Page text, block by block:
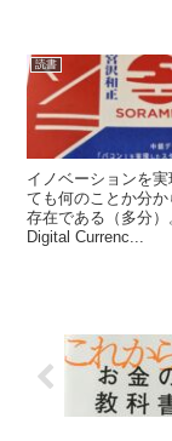
読書
イノベーションを
ても何のことか分
存在である（多分
Digital Currenc...